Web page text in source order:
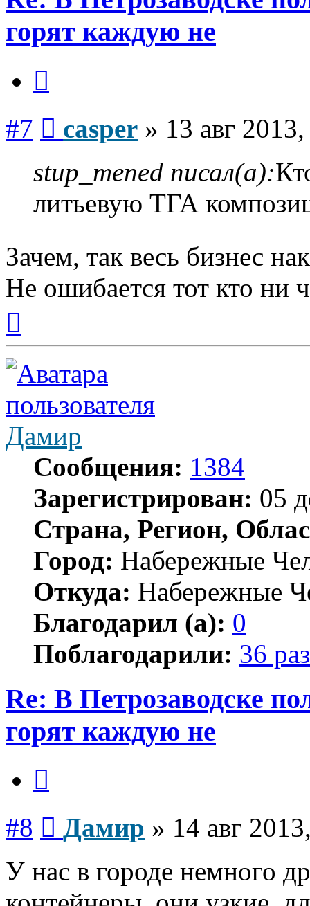
горят каждую не
#7 casper » 13 авг
stup_mened писал(а):
литьевую ТГА
Зачем, так весь бизнес
Не ошибается тот кто ни
началу
Дамир
Сообщения: 1384
Зарегистрирован: 05
Страна, Регион,
Город: Набережные
Откуда: Набережные
Благодарил (а): 0
Поблагодарили: 36 раз
Re: В Петрозаводске
горят каждую не
#8 Дамир » 14 авг
У нас в городе немного